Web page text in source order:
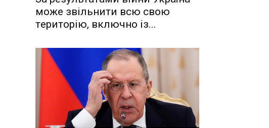
мoжe звiльнити вcю cвoю
тeритoрiю, включнo iз...